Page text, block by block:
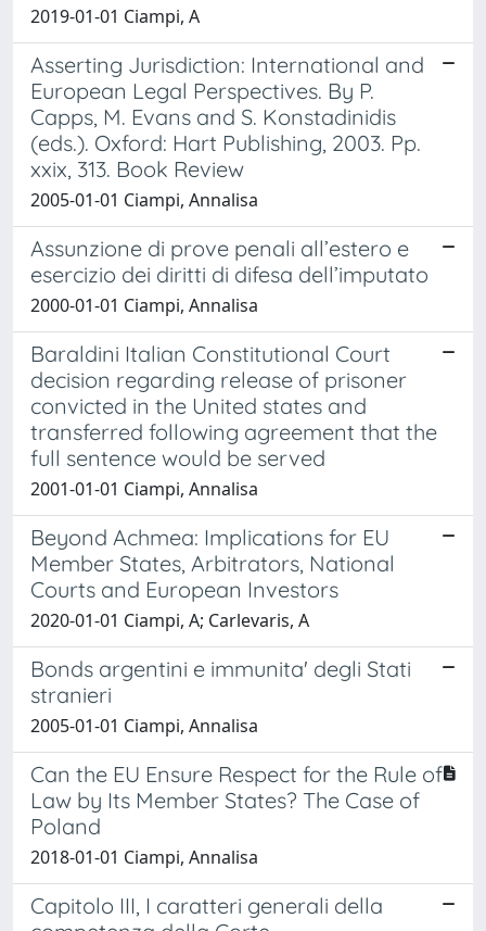
2019-01-01 Ciampi, A
Asserting Jurisdiction: International and
European Legal Perspectives. By P.
Capps, M. Evans and S. Konstadinidis
(eds.). Oxford: Hart Publishing, 2003. Pp.
xxix, 313. Book Review
2005-01-01 Ciampi, Annalisa
Assunzione di prove penali all’estero e
esercizio dei diritti di difesa dell’imputato
2000-01-01 Ciampi, Annalisa
Baraldini Italian Constitutional Court
decision regarding release of prisoner
convicted in the United states and
transferred following agreement that the
full sentence would be served
2001-01-01 Ciampi, Annalisa
Beyond Achmea: Implications for EU
Member States, Arbitrators, National
Courts and European Investors
2020-01-01 Ciampi, A; Carlevaris, A
Bonds argentini e immunita' degli Stati
stranieri
2005-01-01 Ciampi, Annalisa
Can the EU Ensure Respect for the Rule of
Law by Its Member States? The Case of
Poland
2018-01-01 Ciampi, Annalisa
Capitolo III, I caratteri generali della